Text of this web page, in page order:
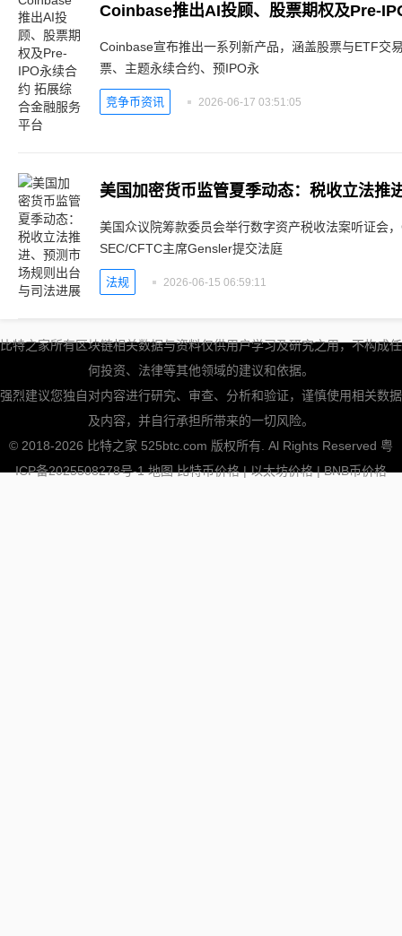
Coinbase宣布推出一系列新产品，涵盖股票与ETF交
票、主题永续合约、预IPO永
竞争币资讯 2026-06-17 03:51:05
美国众议院筹款委员会举行数字资产税收法案听证会
SEC/CFTC主席Gensler提交法庭
法规 2026-06-15 06:59:11
比特之家所有区块链相关数据与资料仅供用户学习及研究之用，不构成任
何投资、法律等其他领域的建议和依据。
强烈建议您独自对内容进行研究、审查、分析和验证，谨慎使用相关数据
及内容，并自行承担所带来的一切风险。
© 2018-2026 比特之家 525btc.com 版权所有. Al Rights Reserved 粤
ICP备2025508278号-1 地图 比特币价格|以太坊价格|BNB币价格